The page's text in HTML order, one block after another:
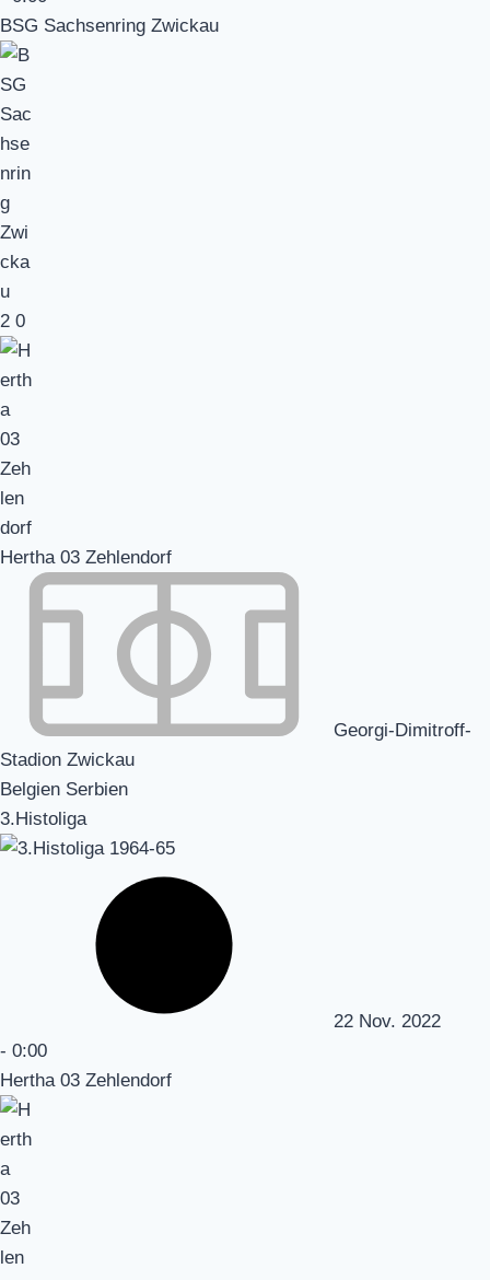
BSG Sachsenring Zwickau
2 0
Hertha 03 Zehlendorf
Georgi-Dimitroff-
Stadion Zwickau
Belgien Serbien
3.Histoliga
22 Nov. 2022
- 0:00
Hertha 03 Zehlendorf